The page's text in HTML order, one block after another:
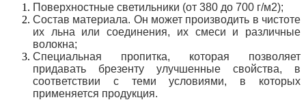
Поверхностные светильники (от 380 до 700 г/м2);
Состав материала. Он может производить в чистоте
их льна или соединения, их смеси и различные
волокна;
Специальная пропитка, которая позволяет
придавать брезенту улучшенные свойства, в
соответствии с теми условиями, в которых
применяется продукция.